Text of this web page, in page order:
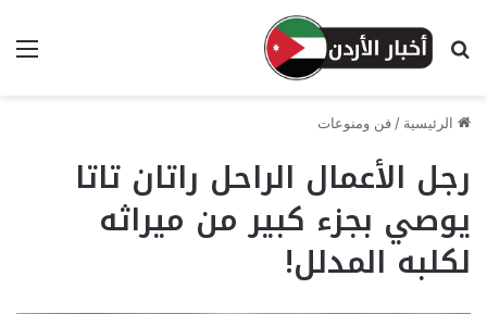
بحث عن
الرئيسية / فن ومنوعات
رجل الأعمال الراحل راتان تاتا
يوصي بجزء كبير من ميراثه
لكلبه المدلل!